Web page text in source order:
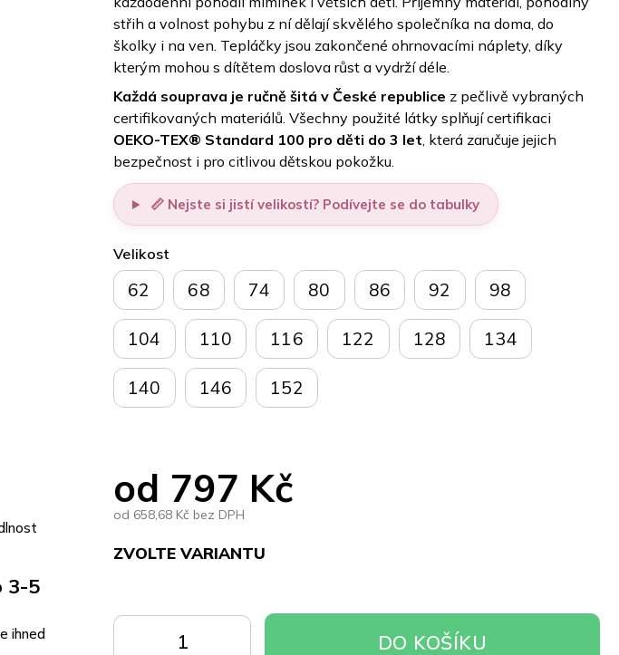
3-5
ihned
od 797 Kč
od 658,68 Kč bez DPH
ZVOLTE VARIANTU
Velikost
62 68 74 80 86 92 98
104 110 116 122 128 134
140 146 152
DO KOŠÍKU
střih a volnost pohybu z ní dělají skvělého společníka na doma, do
školky i na ven. Tepláčky jsou zakončené ohrnovacími náplety, díky
kterým mohou s dítětem doslova růst a vydrží déle.
Každá souprava je ručně šitá v České republice z pečlivě vybraných
certifikovaných materiálů. Všechny použité látky splňují certifikaci
OEKO-TEX® Standard 100 pro děti do 3 let, která zaručuje jejich
bezpečnost i pro citlivou dětskou pokožku.
📏 Nejste si jistí velikostí? Podívejte se do tabulky